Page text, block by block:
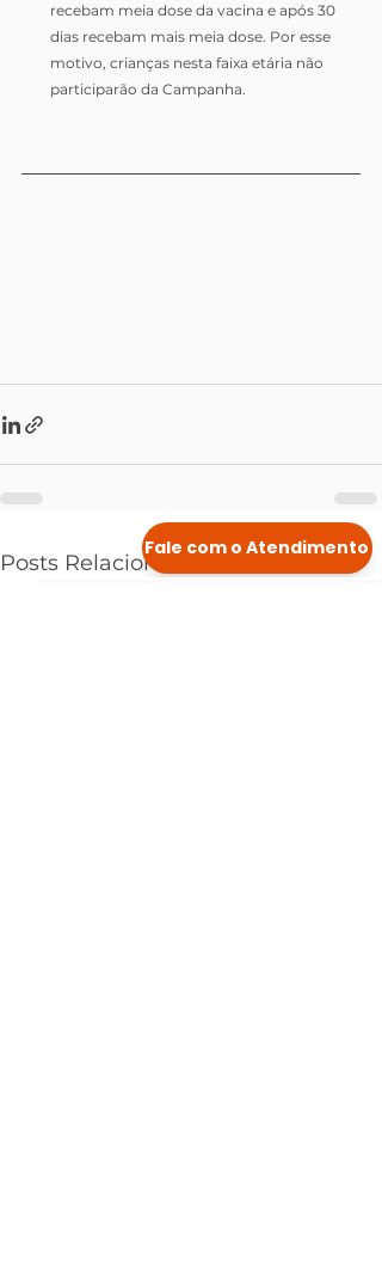
recebam meia dose da vacina e após 30
dias recebam mais meia dose. Por esse
motivo, crianças nesta faixa etária não
participarão da Campanha.
Posts Relacionados